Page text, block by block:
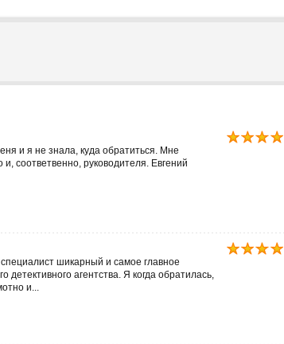
и я не знала, куда обратиться. Мне
и, соответвенно, руководителя. Евгений
шикарный и самое главное
детективного агентства. Я когда обратилась,
и...